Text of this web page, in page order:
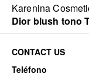
Karenina
Dior blush tono
CONTACT US
Teléfono